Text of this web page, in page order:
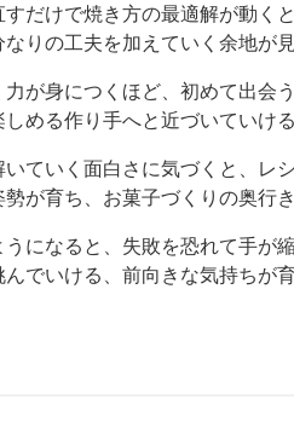
だけで焼き方の最適解が動く
りの工夫を加えていく余地が見
が身につくほど、初めて出会
める作り手へと近づいていける
ていく面白さに気づくと、レ
が育ち、お菓子づくりの奥行
になると、失敗を恐れて手が
でいける、前向きな気持ちが